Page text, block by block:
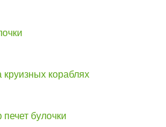
кораблях
булочки